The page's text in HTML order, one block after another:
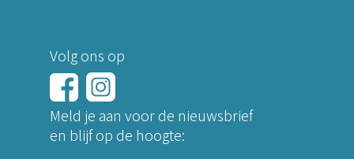
Volg ons op
Meld je aan voor de nieuwsbrief
en blijf op de hoogte: